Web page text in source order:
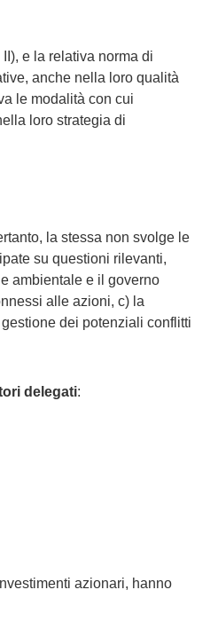
e la relativa norma di
anche nella loro qualità
le modalità con cui
loro strategia di
la stessa non svolge le
su questioni rilevanti,
ambientale e il governo
alle azioni, c) la
dei potenziali conflitti
delegati:
azionari, hanno